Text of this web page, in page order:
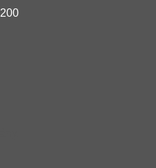
200